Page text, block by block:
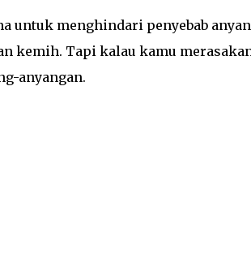
untuk menghindari penyebab
kemih. Tapi kalau kamu
anyangan.